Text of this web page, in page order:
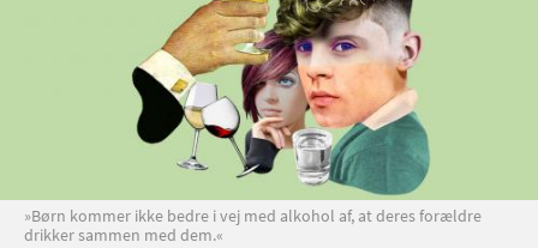
»Børn kommer ikke bedre i vej med alkohol af, at deres forældre
drikker sammen med dem.«